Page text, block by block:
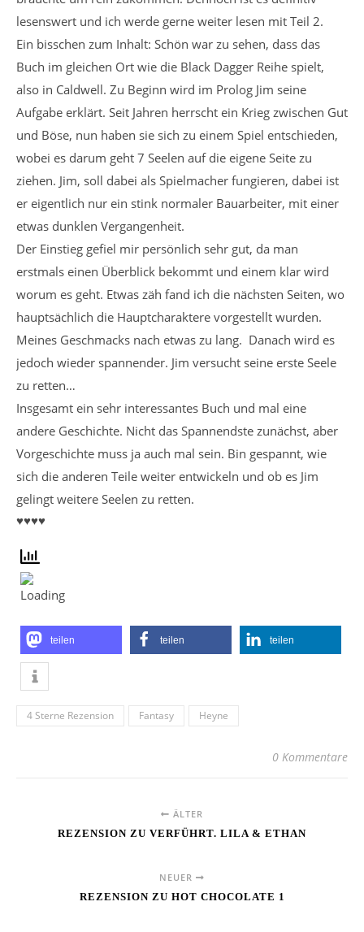
lesenswert und ich werde gerne weiter lesen mit Teil 2.
Ein bisschen zum Inhalt: Schön war zu sehen, dass das
Buch im gleichen Ort wie die Black Dagger Reihe spielt,
also in Caldwell. Zu Beginn wird im Prolog Jim seine
Aufgabe erklärt. Seit Jahren herrscht ein Krieg zwischen Gut
und Böse, nun haben sie sich zu einem Spiel entschieden,
wobei es darum geht 7 Seelen auf die eigene Seite zu
ziehen. Jim, soll dabei als Spielmacher fungieren, dabei ist
er eigentlich nur ein stink normaler Bauarbeiter, mit einer
etwas dunklen Vergangenheit.
Der Einstieg gefiel mir persönlich sehr gut, da man
erstmals einen Überblick bekommt und einem klar wird
worum es geht. Etwas zäh fand ich die nächsten Seiten, wo
hauptsächlich die Hauptcharaktere vorgestellt wurden.
Meines Geschmacks nach etwas zu lang. Danach wird es
jedoch wieder spannender. Jim versucht seine erste Seele
zu retten…
Insgesamt ein sehr interessantes Buch und mal eine
andere Geschichte. Nicht das Spannendste zunächst, aber
Vorgeschichte muss ja auch mal sein. Bin gespannt, wie
sich die anderen Teile weiter entwickeln und ob es Jim
gelingt weitere Seelen zu retten.
♥♥♥♥
teilen teilen teilen
4 Sterne Rezension Fantasy Heyne
0 Kommentare
ÄLTER
REZENSION ZU VERFÜHRT. LILA & ETHAN
NEUER
REZENSION ZU HOT CHOCOLATE 1